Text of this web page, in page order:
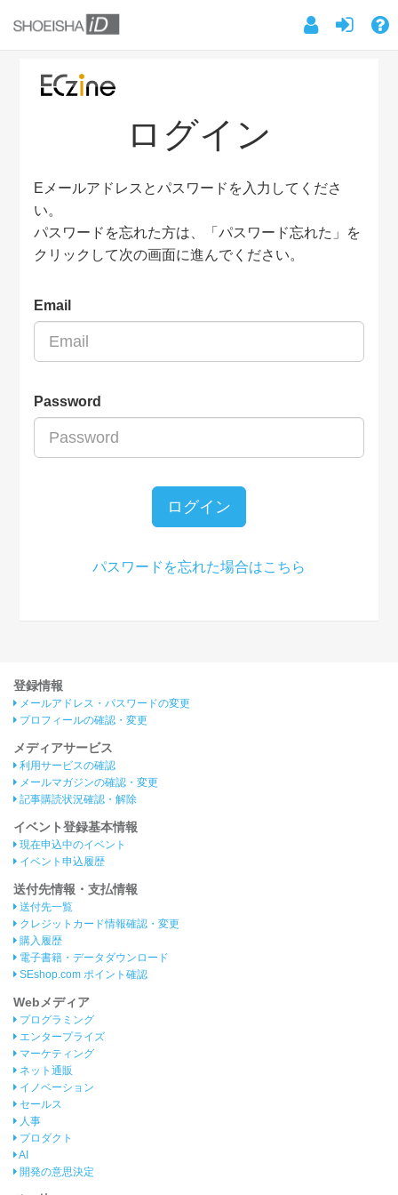
ログイン
Eメールアドレスとパスワードを入力してくださ
い。
パスワードを忘れた方は、「パスワード忘れた」を
クリックして次の画面に進んでください。
Email
Password
ログイン
パスワードを忘れた場合はこちら
登録情報
メールアドレス・パスワードの変更
プロフィールの確認・変更
メディアサービス
利用サービスの確認
メールマガジンの確認・変更
記事購読状況確認・解除
イベント登録基本情報
現在申込中のイベント
イベント申込履歴
送付先情報・支払情報
送付先一覧
クレジットカード情報確認・変更
購入履歴
電子書籍・データダウンロード
SEshop.com ポイント確認
Webメディア
プログラミング
エンタープライズ
マーケティング
ネット通販
イノベーション
セールス
人事
プロダクト
AI
開発の意思決定